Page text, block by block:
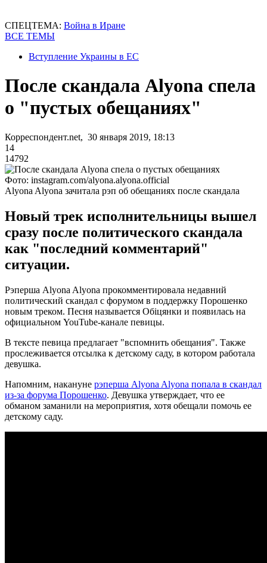
СПЕЦТЕМА: Война в Иране
ВСЕ ТЕМЫ
Вступление Украины в ЕС
После скандала Alyona спела
о "пустых обещаниях"
Корреспондент.net, 30 января 2019, 18:13
14
14792
Фото: instagram.com/alyona.alyona.official
Alyona Alyona зачитала рэп об обещаниях после скандала
Новый трек исполнительницы вышел
сразу после политического скандала
как "последний комментарий"
ситуации.
Рэперша Alyona Alyona прокомментировала недавний
политический скандал с форумом в поддержку Порошенко
новым треком. Песня называется Обіцянки и появилась на
официальном YouTube-канале певицы.
В тексте певица предлагает "вспомнить обещания". Также
прослеживается отсылка к детскому саду, в котором работала
девушка.
Напомним, накануне рэперша Alyona Alyona попала в скандал
из-за форума Порошенко. Девушка утверждает, что ее
обманом заманили на мероприятия, хотя обещали помочь ее
детскому саду.